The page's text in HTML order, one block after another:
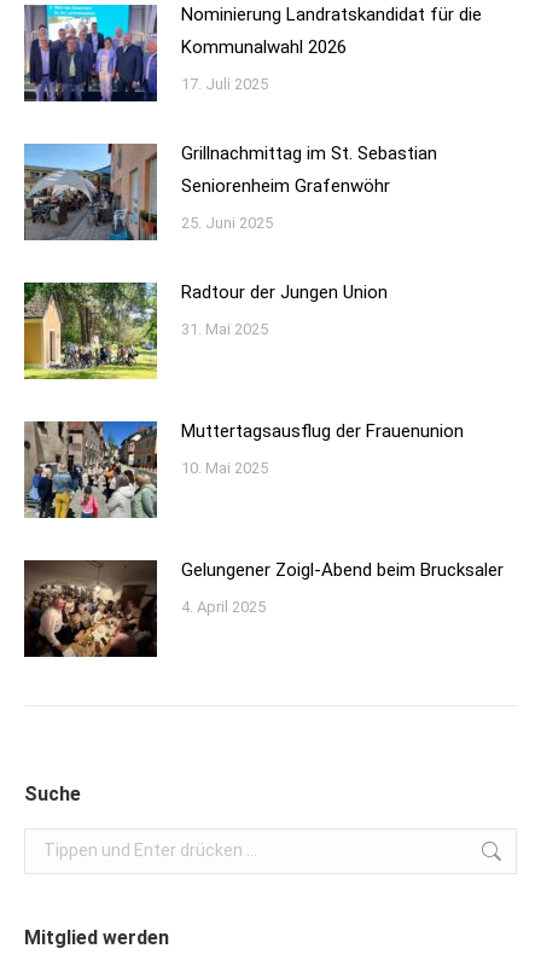
Nominierung Landratskandidat für die
Kommunalwahl 2026
17. Juli 2025
Grillnachmittag im St. Sebastian
Seniorenheim Grafenwöhr
25. Juni 2025
Radtour der Jungen Union
31. Mai 2025
Muttertagsausflug der Frauenunion
10. Mai 2025
Gelungener Zoigl-Abend beim Brucksaler
4. April 2025
Suche
Search:
Mitglied werden